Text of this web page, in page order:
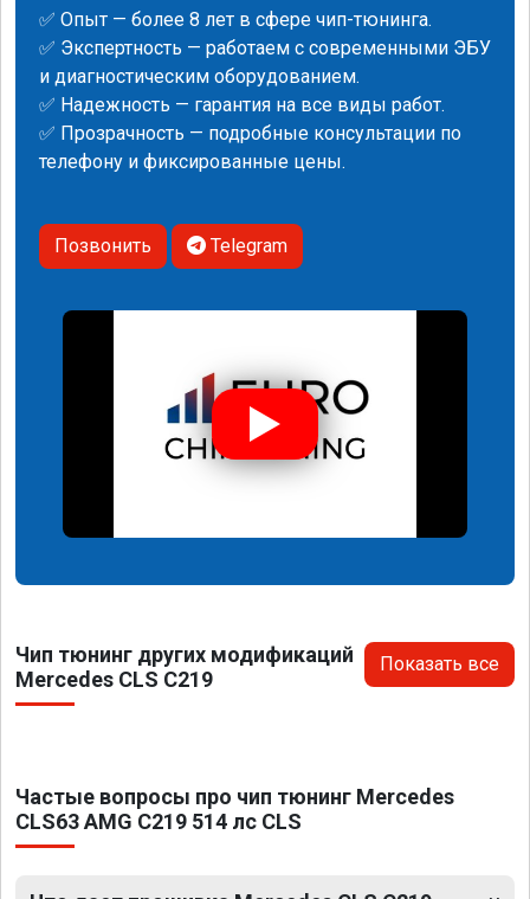
✅ Опыт — более 8 лет в сфере чип-тюнинга.
✅ Экспертность — работаем с современными ЭБУ
и диагностическим оборудованием.
✅ Надежность — гарантия на все виды работ.
✅ Прозрачность — подробные консультации по
телефону и фиксированные цены.
Позвонить Telegram
Чип тюнинг других модификаций
Mercedes CLS C219
Показать все
Частые вопросы про чип тюнинг Mercedes
CLS63 AMG C219 514 лс CLS